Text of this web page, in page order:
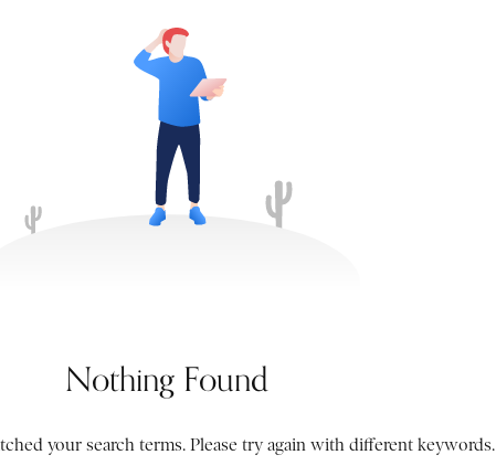
Nothing Found
your search terms. Please try again with different keywords.